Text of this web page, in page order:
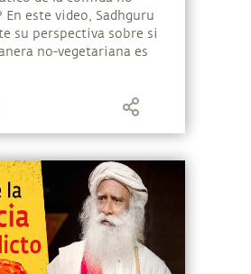
En este video, Sadhguru
su perspectiva sobre si
no-vegetariana es